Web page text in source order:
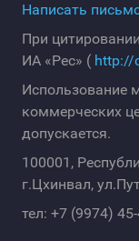
Написать
При
ИА «Рес» ( http://
Использование
коммерческих
допускается.
100001,
г.Цхинвал,
тел: +7 (9974)